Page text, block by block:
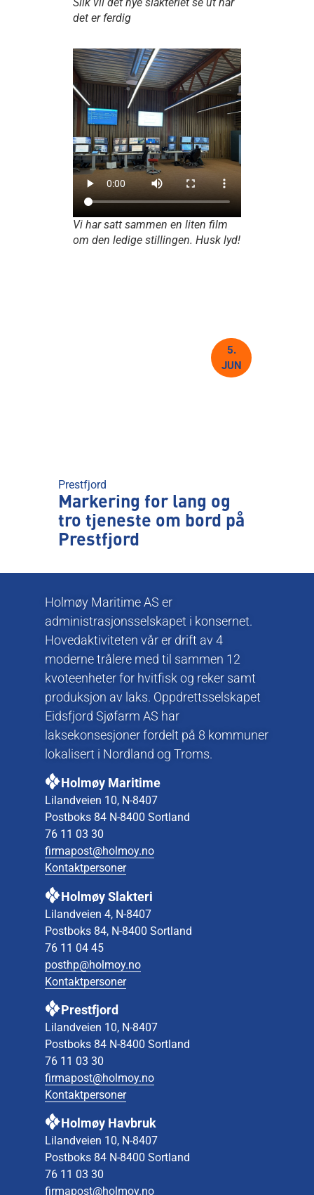
det er ferdig
Vi har satt sammen en liten film
om den ledige stillingen. Husk lyd!
5.
JUN
Prestfjord
Markering for lang og
tro tjeneste om bord på
Prestfjord
Holmøy Maritime AS er
administrasjonsselskapet i konsernet.
Hovedaktiviteten vår er drift av 4
moderne trålere med til sammen 12
kvoteenheter for hvitfisk og reker samt
produksjon av laks. Oppdrettsselskapet
Eidsfjord Sjøfarm AS har
laksekonsesjoner fordelt på 8 kommuner
lokalisert i Nordland og Troms.
Holmøy Maritime
Lilandveien 10, N-8407
Postboks 84 N-8400 Sortland
76 11 03 30
firmapost@holmoy.no
Kontaktpersoner
Holmøy Slakteri
Lilandveien 4, N-8407
Postboks 84, N-8400 Sortland
76 11 04 45
posthp@holmoy.no
Kontaktpersoner
Prestfjord
Lilandveien 10, N-8407
Postboks 84 N-8400 Sortland
76 11 03 30
firmapost@holmoy.no
Kontaktpersoner
Holmøy Havbruk
Lilandveien 10, N-8407
Postboks 84 N-8400 Sortland
76 11 03 30
firmapost@holmoy.no